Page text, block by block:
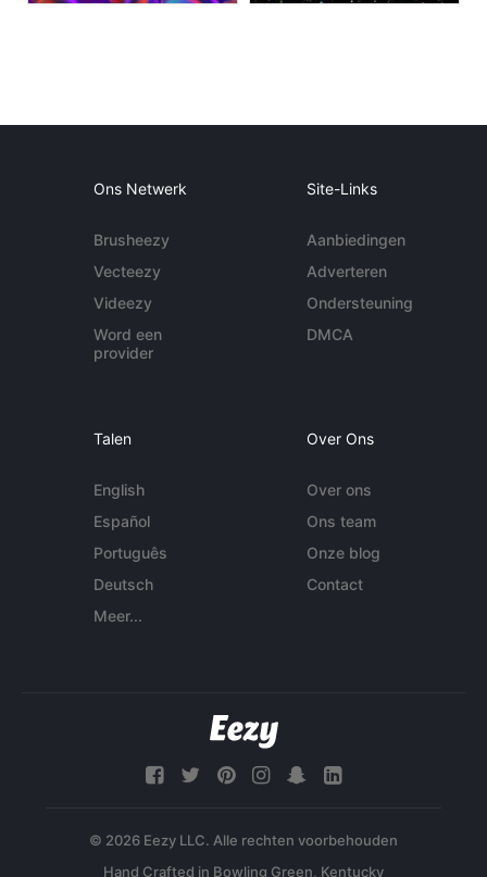
Ons Netwerk
Brusheezy
Vecteezy
Videezy
Word een
provider
Site-Links
Aanbiedingen
Adverteren
Ondersteuning
DMCA
Talen
English
Español
Português
Deutsch
Meer...
Over Ons
Over ons
Ons team
Onze blog
Contact
© 2026 Eezy LLC. Alle rechten voorbehouden